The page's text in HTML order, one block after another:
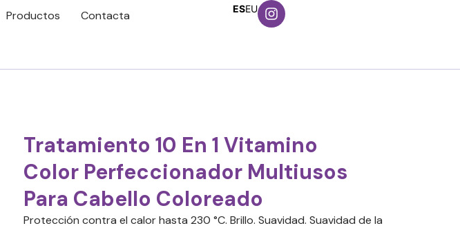
Productos Contacta ESEU
Tratamiento 10 En 1 Vitamino
Color Perfeccionador Multiusos
Para Cabello Coloreado
Protección contra el calor hasta 230 °C. Brillo. Suavidad. Suavidad de la